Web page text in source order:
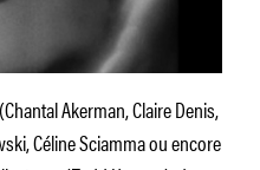
Akerman, Claire Denis,
Céline Sciamma ou encore